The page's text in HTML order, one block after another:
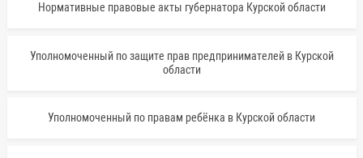
Нормативные правовые акты губернатора Курской области
Уполномоченный по защите прав предпринимателей в Курской
области
Уполномоченный по правам ребёнка в Курской области